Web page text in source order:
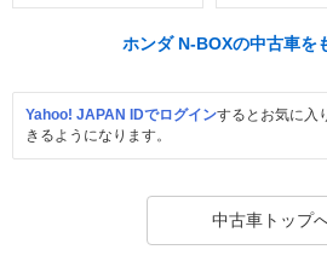
ホンダ N-BOXの中古車を
Yahoo! JAPAN IDでログインするとお気に入
きるようになります。
中古車トップ